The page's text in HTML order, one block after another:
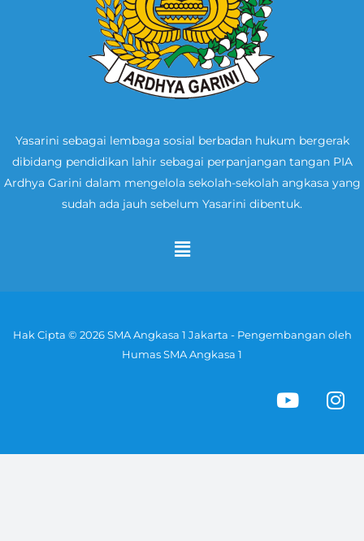
Yasarini sebagai lembaga sosial berbadan hukum bergerak
dibidang pendidikan lahir sebagai perpanjangan tangan PIA
Ardhya Garini dalam mengelola sekolah-sekolah angkasa yang
sudah ada jauh sebelum Yasarini dibentuk.
Menu
Hak Cipta © 2026 SMA Angkasa 1 Jakarta - Pengembangan oleh
Humas SMA Angkasa 1
Y
o
t
I
n
t